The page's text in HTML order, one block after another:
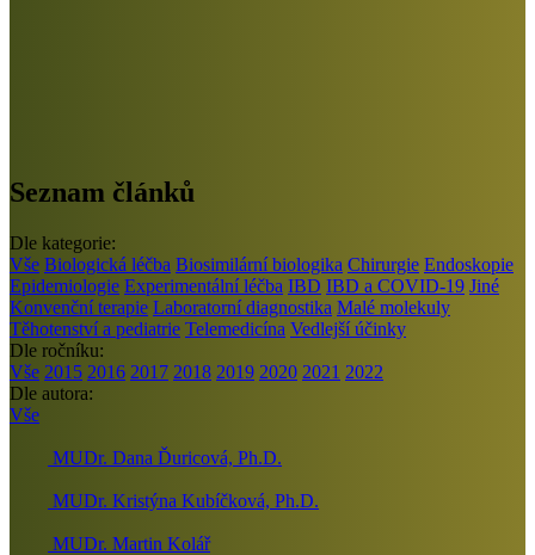
Seznam článků
Dle kategorie:
Vše Biologická léčba Biosimilární biologika Chirurgie Endoskopie
Epidemiologie Experimentální léčba IBD IBD a COVID-19 Jiné
Konvenční terapie Laboratorní diagnostika Malé molekuly
Těhotenství a pediatrie Telemedicína Vedlejší účinky
Dle ročníku:
Vše 2015 2016 2017 2018 2019 2020 2021 2022
Dle autora:
Vše
MUDr. Dana Ďuricová, Ph.D.
MUDr. Kristýna Kubíčková, Ph.D.
MUDr. Martin Kolář